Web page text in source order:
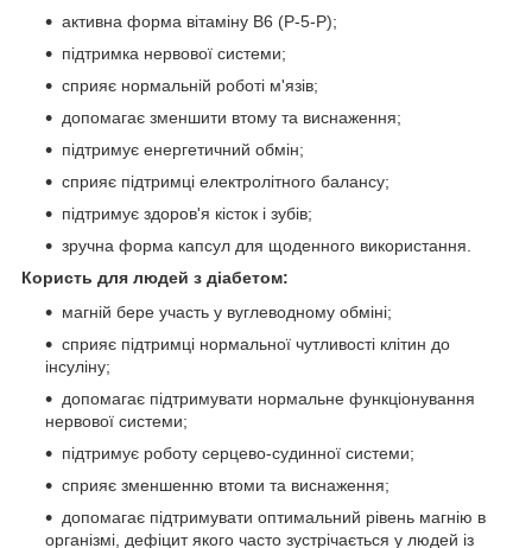
активна форма вітаміну B6 (P-5-P);
підтримка нервової системи;
сприяє нормальній роботі м'язів;
допомагає зменшити втому та виснаження;
підтримує енергетичний обмін;
сприяє підтримці електролітного балансу;
підтримує здоров'я кісток і зубів;
зручна форма капсул для щоденного використання.
Користь для людей з діабетом:
магній бере участь у вуглеводному обміні;
сприяє підтримці нормальної чутливості клітин до
інсуліну;
допомагає підтримувати нормальне функціонування
нервової системи;
підтримує роботу серцево-судинної системи;
сприяє зменшенню втоми та виснаження;
допомагає підтримувати оптимальний рівень магнію в
організмі, дефіцит якого часто зустрічається у людей із